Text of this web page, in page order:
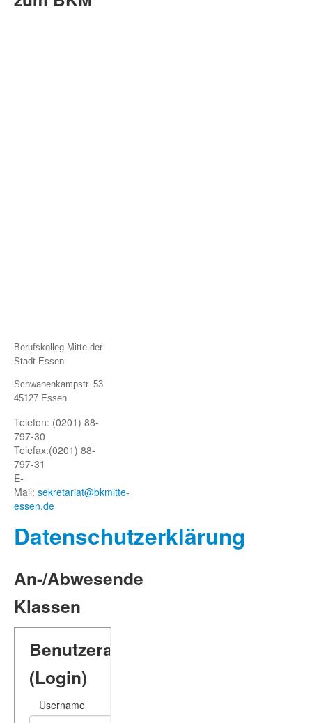
Berufskolleg Mitte der
Stadt Essen
Schwanenkampstr. 53
45127 Essen
Telefon: (0201) 88-
797-30
Telefax:(0201) 88-
797-31
E-
Mail: sekretariat@bkmitte-
essen.de
Datenschutzerklärung
An-/Abwesende
Klassen